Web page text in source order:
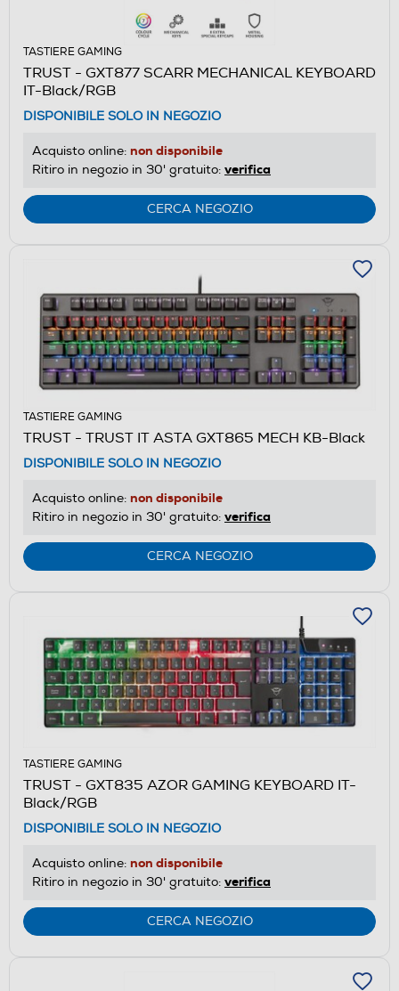
TASTIERE GAMING
TRUST - GXT877 SCARR MECHANICAL KEYBOARD
IT-Black/RGB
DISPONIBILE SOLO IN NEGOZIO
Acquisto online: non disponibile
Ritiro in negozio in 30' gratuito: verifica
CERCA NEGOZIO
TASTIERE GAMING
TRUST - TRUST IT ASTA GXT865 MECH KB-Black
DISPONIBILE SOLO IN NEGOZIO
Acquisto online: non disponibile
Ritiro in negozio in 30' gratuito: verifica
CERCA NEGOZIO
TASTIERE GAMING
TRUST - GXT835 AZOR GAMING KEYBOARD IT-
Black/RGB
DISPONIBILE SOLO IN NEGOZIO
Acquisto online: non disponibile
Ritiro in negozio in 30' gratuito: verifica
CERCA NEGOZIO